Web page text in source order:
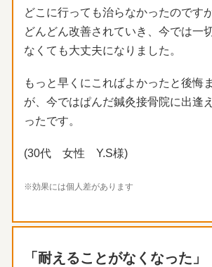
どこに行っても治らなかったのですが
どんどん改善されていき、 今では一
なくても大丈夫になりました。
もっと早くにこればよかったと後悔
が、 今ではぱんだ鍼灸接骨院に出逢
ったです。
(30代 女性 Y.S様)
※効果には個人差があります
「耐えることがなくなった」